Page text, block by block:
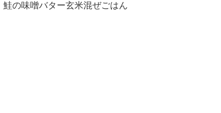
鮭の味噌バター玄米混ぜごはん